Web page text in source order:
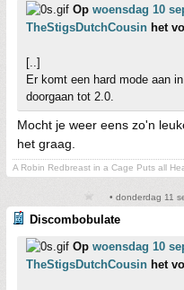
Op woensdag 10
TheStigsDutchCousin het
[..]
Er komt een hard mode aan
doorgaan tot 2.0.
Mocht je weer eens zo'n
het graag.
A Robin Redbreast in a Cage Puts all
• donderdag 11
Discombobulate
Op woensdag 10
TheStigsDutchCousin het